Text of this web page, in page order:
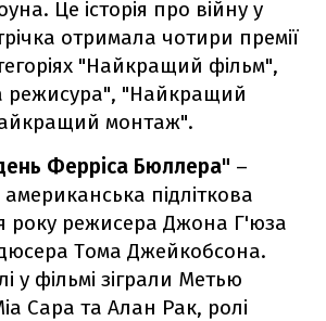
Це історія про війну у
отримала чотири премії
"Найкращий фільм",
"Найкращий
монтаж".
Ферріса Бюллера" –
підліткова
року режисера Джона Г'юза
Тома Джейкобсона.
у фільмі зіграли Метью
Сара та Алан Рак, ролі